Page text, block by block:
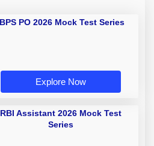
PO 2026 Mock Test Series
Explore Now
RBI Assistant 2026 Mock Test
Series